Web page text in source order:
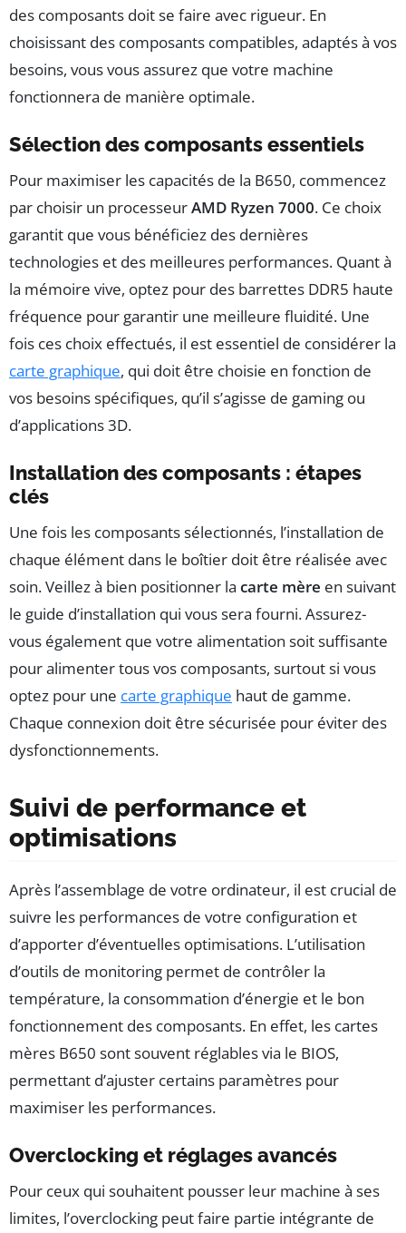
des composants doit se faire avec rigueur. En
choisissant des composants compatibles, adaptés à vos
besoins, vous vous assurez que votre machine
fonctionnera de manière optimale.
Sélection des composants essentiels
Pour maximiser les capacités de la B650, commencez
par choisir un processeurAMD Ryzen 7000. Ce choix
garantit que vous bénéficiez des dernières
technologies et des meilleures performances. Quant à
la mémoire vive, optez pour des barrettes DDR5 haute
fréquence pour garantir une meilleure fluidité. Une
fois ces choix effectués, il est essentiel de considérer la
carte graphique, qui doit être choisie en fonction de
vos besoins spécifiques, qu’il s’agisse de gaming ou
d’applications 3D.
Installation des composants : étapes
clés
Une fois les composants sélectionnés, l’installation de
chaque élément dans le boîtier doit être réalisée avec
soin. Veillez à bien positionner la carte mère en suivant
le guide d’installation qui vous sera fourni. Assurez-
vous également que votre alimentation soit suffisante
pour alimenter tous vos composants, surtout si vous
optez pour une carte graphique haut de gamme.
Chaque connexion doit être sécurisée pour éviter des
dysfonctionnements.
Suivi de performance et
optimisations
Après l’assemblage de votre ordinateur, il est crucial de
suivre les performances de votre configuration et
d’apporter d’éventuelles optimisations. L’utilisation
d’outils de monitoring permet de contrôler la
température, la consommation d’énergie et le bon
fonctionnement des composants. En effet, les cartes
mères B650 sont souvent réglables via le BIOS,
permettant d’ajuster certains paramètres pour
maximiser les performances.
Overclocking et réglages avancés
Pour ceux qui souhaitent pousser leur machine à ses
limites, l’overclocking peut faire partie intégrante de